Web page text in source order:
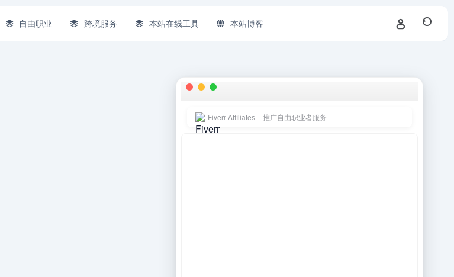
自由职业 跨境服务 本站在线工具 本站博客
Fiverr Affiliates – 推广自由职业者服务